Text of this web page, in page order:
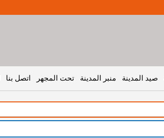
صيد المدينة منبر المدينة تحت المجهر اتصل بنا